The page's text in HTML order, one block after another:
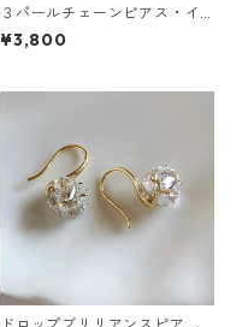
３パールチェーンピアス・イ
ヤリング：198
¥3,800